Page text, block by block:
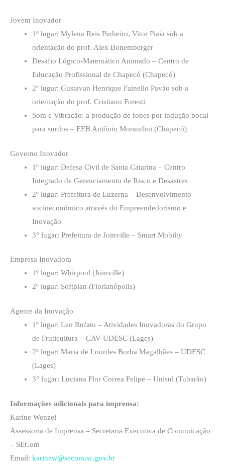
Jovem Inovador
1º lugar: Mylena Reis Pinheiro, Vitor Piaia sob a
orientação do prof. Alex Bonemberger
Desafio Lógico-Matemático Animado – Centro de
Educação Profissional de Chapecó (Chapecó)
2º lugar: Gustavan Henrique Fainello Pavão sob a
orientação do prof. Cristiano Foresti
Som e Vibração: a produção de fones por indução bocal
para surdos – EEB Antônio Morandini (Chapecó)
Governo Inovador
1º lugar: Defesa Civil de Santa Catarina – Centro
Integrado de Gerenciamento de Risco e Desastres
2º lugar: Prefeitura de Luzerna – Desenvolvimento
socioeconômico através do Empreendedorismo e
Inovação
3° lugar: Prefeitura de Joinville – Smart Mobilty
Empresa Inovadora
1º lugar: Whirpool (Joinville)
2º lugar: Softplan (Florianópolis)
Agente da Inovação
1º lugar: Leo Rufato – Atividades Inovadoras do Grupo
de Fruticultura – CAV-UDESC (Lages)
2º lugar: Maria de Lourdes Borba Magalhães – UDESC
(Lages)
3° lugar: Luciana Flor Correa Felipe – Unisul (Tubarão)
Informações adicionais para imprensa:
Karine Wenzel
Assessoria de Imprensa – Secretaria Executiva de Comunicação
– SECom
Email: karinew@secom.sc.gov.br